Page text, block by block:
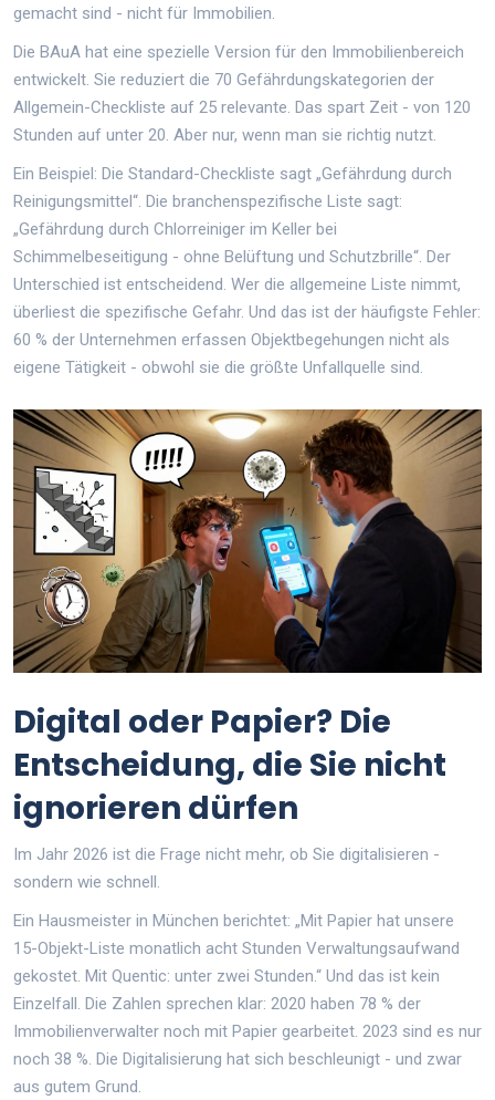
gemacht sind - nicht für Immobilien.
Die BAuA hat eine spezielle Version für den Immobilienbereich
entwickelt. Sie reduziert die 70 Gefährdungskategorien der
Allgemein-Checkliste auf 25 relevante. Das spart Zeit - von 120
Stunden auf unter 20. Aber nur, wenn man sie richtig nutzt.
Ein Beispiel: Die Standard-Checkliste sagt „Gefährdung durch
Reinigungsmittel“. Die branchenspezifische Liste sagt:
„Gefährdung durch Chlorreiniger im Keller bei
Schimmelbeseitigung - ohne Belüftung und Schutzbrille“. Der
Unterschied ist entscheidend. Wer die allgemeine Liste nimmt,
überliest die spezifische Gefahr. Und das ist der häufigste Fehler:
60 % der Unternehmen erfassen Objektbegehungen nicht als
eigene Tätigkeit - obwohl sie die größte Unfallquelle sind.
Digital oder Papier? Die
Entscheidung, die Sie nicht
ignorieren dürfen
Im Jahr 2026 ist die Frage nicht mehr, ob Sie digitalisieren -
sondern wie schnell.
Ein Hausmeister in München berichtet: „Mit Papier hat unsere
15-Objekt-Liste monatlich acht Stunden Verwaltungsaufwand
gekostet. Mit Quentic: unter zwei Stunden.“ Und das ist kein
Einzelfall. Die Zahlen sprechen klar: 2020 haben 78 % der
Immobilienverwalter noch mit Papier gearbeitet. 2023 sind es nur
noch 38 %. Die Digitalisierung hat sich beschleunigt - und zwar
aus gutem Grund.